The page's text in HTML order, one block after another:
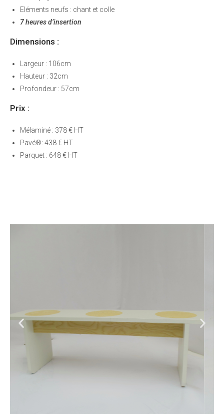
Eléments neufs : chant et colle
7 heures d’insertion
Dimensions :
Largeur : 106cm
Hauteur : 32cm
Profondeur : 57cm
Prix :
Mélaminé : 378 € HT
Pavé®: 438 € HT
Parquet : 648 € HT